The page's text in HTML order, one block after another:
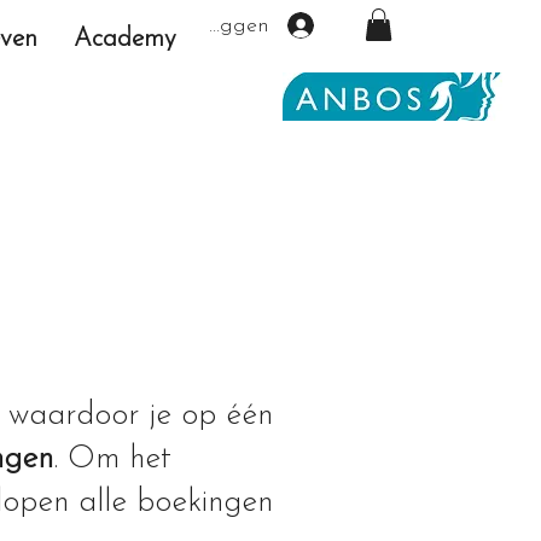
Academy
Inloggen
waardoor je op één
. Om het
alle boekingen